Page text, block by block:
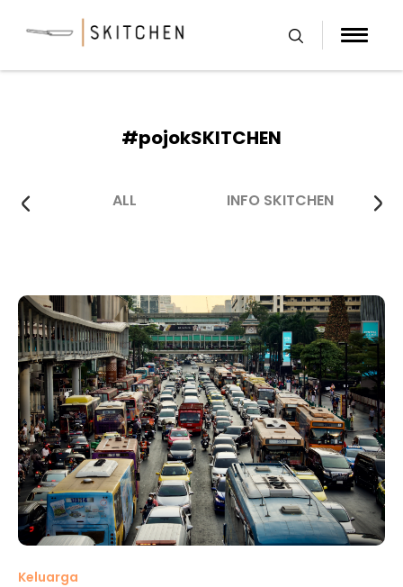
#pojokSKITCHEN
ALL INFO SKITCHEN
Keluarga